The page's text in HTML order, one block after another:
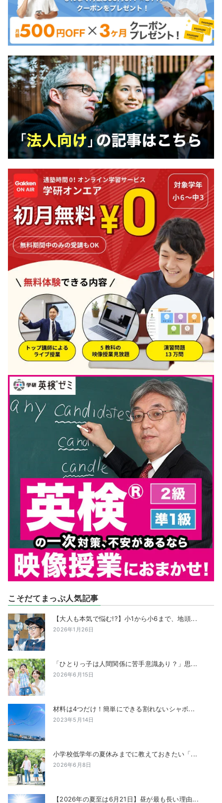
こそだてまっぷ人気記事
【大人も本気で悩む!?】小1から小6まで、地頭...
2026年1月26日
「ひとりっ子は人間関係に苦手意識あり？」思...
2026年6月15日
材料は4つだけ！簡単にできる割れないシャボ...
2023年5月14日
小学校低学年の夏休みまでに教えておきたい「...
2026年6月8日
【2026年の夏至は6月21日】昼が最も長い理由...